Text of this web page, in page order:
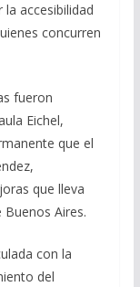
accesibilidad
concurren
fueron
Eichel,
que el
que lleva
Aires.
con la
del